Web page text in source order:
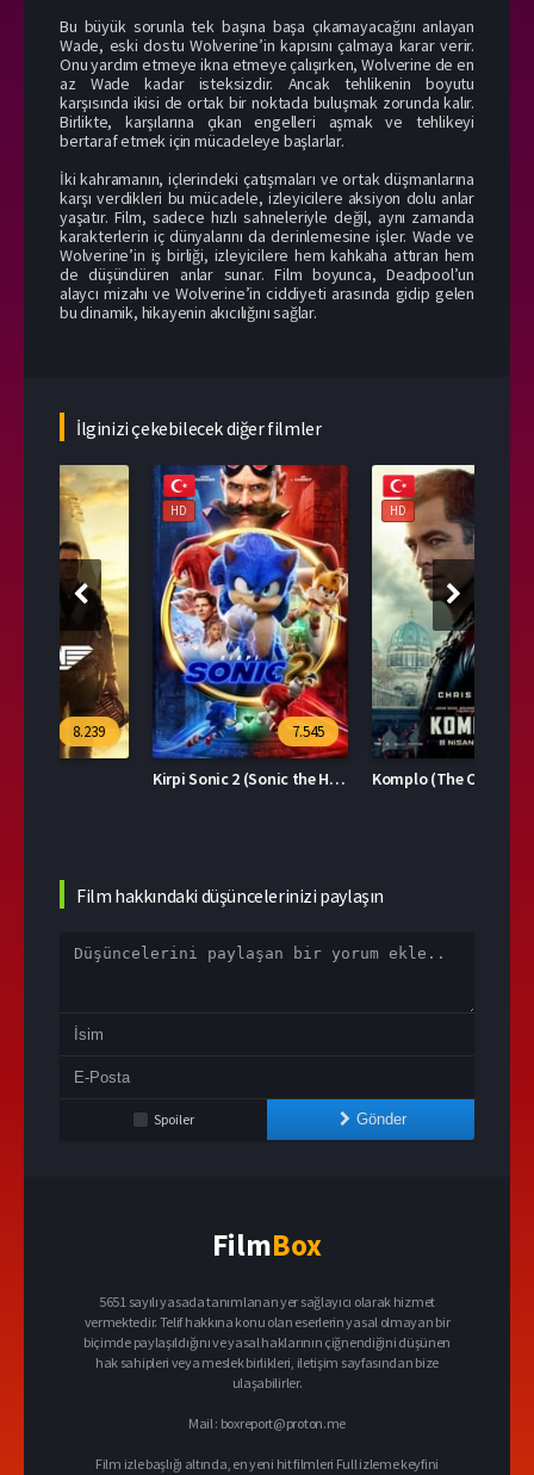
Bu büyük sorunla tek başına başa çıkamayacağını anlayan
Wade, eski dostu Wolverine’in kapısını çalmaya karar verir.
Onu yardım etmeye ikna etmeye çalışırken, Wolverine de en
az Wade kadar isteksizdir. Ancak tehlikenin boyutu
karşısında ikisi de ortak bir noktada buluşmak zorunda kalır.
Birlikte, karşılarına çıkan engelleri aşmak ve tehlikeyi
bertaraf etmek için mücadeleye başlarlar.
İki kahramanın, içlerindeki çatışmaları ve ortak düşmanlarına
karşı verdikleri bu mücadele, izleyicilere aksiyon dolu anlar
yaşatır. Film, sadece hızlı sahneleriyle değil, aynı zamanda
karakterlerin iç dünyalarını da derinlemesine işler. Wade ve
Wolverine’in iş birliği, izleyicilere hem kahkaha attıran hem
de düşündüren anlar sunar. Film boyunca, Deadpool’un
alaycı mizahı ve Wolverine’in ciddiyeti arasında gidip gelen
bu dinamik, hikayenin akıcılığını sağlar.
İlginizi çekebilecek diğer filmler
HD
7.545
Kirpi Sonic 2 (Sonic the Hedgehog 2)
HD
6.394
Komplo (The Contractor)
Film hakkındaki düşüncelerinizi paylaşın
Spoiler Gönder
FilmBox
5651 sayılı yasada tanımlanan yer sağlayıcı olarak hizmet
vermektedir. Telif hakkına konu olan eserlerin yasal olmayan bir
biçimde paylaşıldığını ve yasal haklarının çiğnendiğini düşünen
hak sahipleri veya meslek birlikleri, iletişim sayfasından bize
ulaşabilirler.
Mail : boxreport@proton.me
Film izle başlığı altında, en yeni hit filmleri Full izleme keyfini